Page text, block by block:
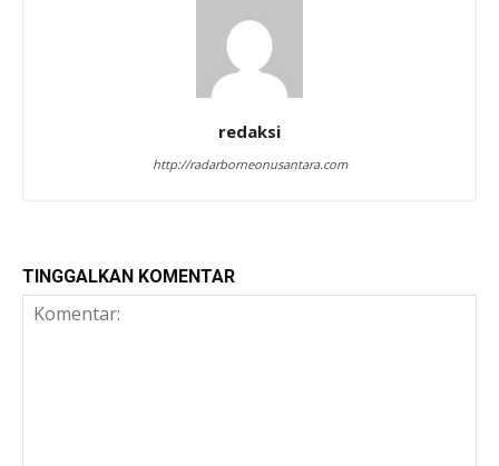
redaksi
http://radarborneonusantara.com
TINGGALKAN KOMENTAR